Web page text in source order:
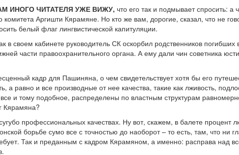
ИНОГО ЧИТАТЕЛЯ УЖЕ ВИЖУ, что его так и подмывает спросить: а
комитета Аргишти Кярамяне. Но кто же вам, дорогие, сказал, что не
белый флаг лингвистической капитуляции.
в своем кабинете руководитель СК оскорбил родственников
части правоохранительного органа. А ему дали чин советника
кадр для Пашиняна, о чем свидетельствует хотя бы его
а равно и все производные от нее качества, такие как лживость,
и тому подобное, распределены по властным структурам
Кярамяна?
профессиональных качествах. Ну вот, скажем, в балете
борьбе сумо все с точностью до наоборот – то есть, там, что ни
Так и преданным с кадром Кярамяном, а именно: расправа над